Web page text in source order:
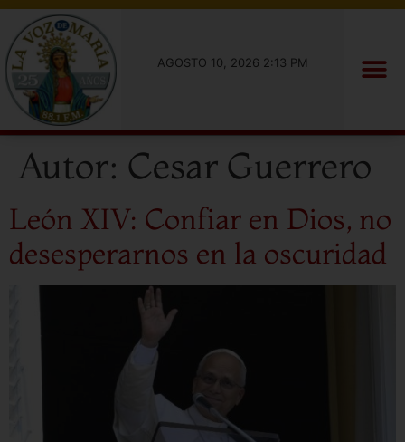
AGOSTO 10, 2026 2:13 PM
Autor: Cesar Guerrero
León XIV: Confiar en Dios, no
desesperarnos en la oscuridad